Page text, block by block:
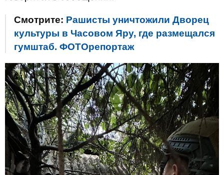
Смотрите: Рашисты уничтожили Дворец
культуры в Часовом Яру, где размещался
гумштаб. ФОТОрепортаж